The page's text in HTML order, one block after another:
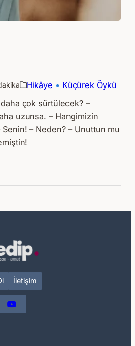
Hikâye • Küçürek Öykü
çok sürtülecek? –
uzunsa. – Hangimizin
– Neden? – Unuttun mu
İletişim